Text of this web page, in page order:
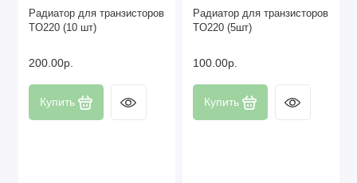
Радиатор для транзисторов
TO220 (10 шт)
200.00р.
Купить
Радиатор для транзисторов
TO220 (5шт)
100.00р.
Купить